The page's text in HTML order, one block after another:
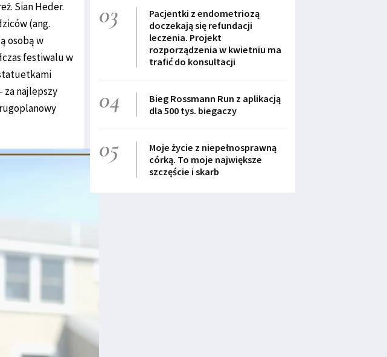
Sian Heder.
(ang.
osobą w
festiwalu w
za najlepszy
03
Pacjentki z endometriozą
doczekają się refundacji
leczenia. Projekt
rozporządzenia w kwietniu ma
trafić do konsultacji
04
Bieg Rossmann Run z aplikacją
dla 500 tys. biegaczy
05
Moje życie z niepełnosprawną
córką. To moje największe
szczęście i skarb